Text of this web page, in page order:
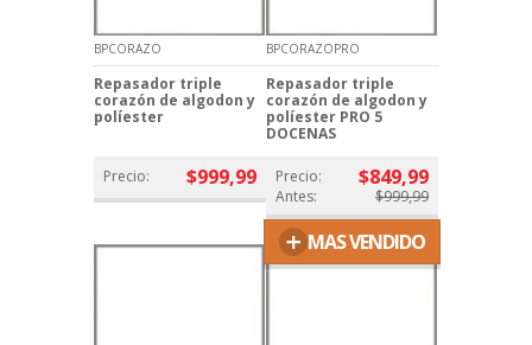
BPCORAZO
Repasador triple
corazón de algodon y
políester
Precio: $999,99
BPCORAZOPRO
Repasador triple
corazón de algodon y
políester PRO 5
DOCENAS
Precio: $849,99
Antes: $999,99
+ MAS VENDIDO